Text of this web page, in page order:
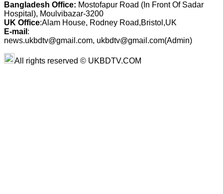
Bangladesh Office: Mostofapur Road (In Front Of Sadar
Hospital), Moulvibazar-3200
UK Office:Alam House, Rodney Road,Bristol,UK
E-mail :
news.ukbdtv@gmail.com, ukbdtv@gmail.com(Admin)
All rights reserved © UKBDTV.COM